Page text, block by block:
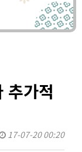
추가적
17-07-20 00:20